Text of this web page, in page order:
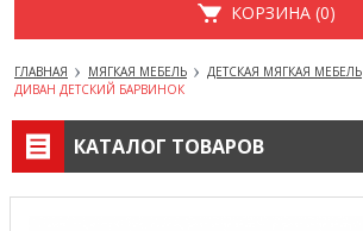
КОРЗИНА (0)
ГЛАВНАЯ МЯГКАЯ МЕБЕЛЬ
ДЕТСКАЯ МЯГКАЯ МЕБЕЛЬ
ДИВАН ДЕТСКИЙ БАРВИНОК
КАТАЛОГ ТОВАРОВ